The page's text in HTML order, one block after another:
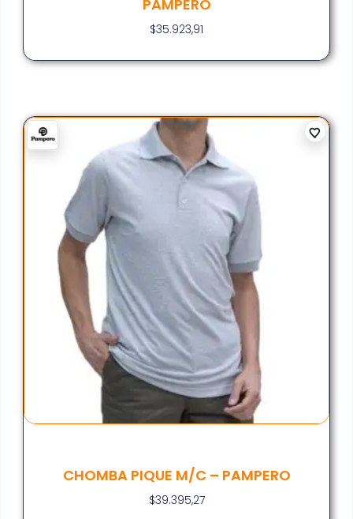
PAMPERO
$35.923,91
CHOMBA PIQUE M/C – PAMPERO
$39.395,27